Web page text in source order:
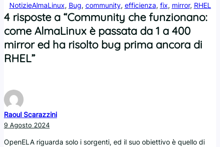
NotizieAlmaLinux, Bug, community, efficienza, fix, mirror, RHEL
4 risposte a “Community che funzionano:
come AlmaLinux è passata da 1 a 400
mirror ed ha risolto bug prima ancora di
RHEL”
Raoul Scarazzini
9 Agosto 2024
OpenELA riguarda solo i sorgenti, ed il suo obiettivo è quello di